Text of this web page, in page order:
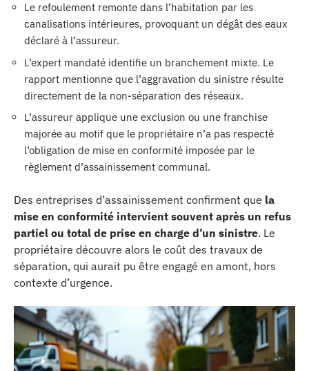
Le refoulement remonte dans l’habitation par les
canalisations intérieures, provoquant un dégât des eaux
déclaré à l’assureur.
L’expert mandaté identifie un branchement mixte. Le
rapport mentionne que l’aggravation du sinistre résulte
directement de la non-séparation des réseaux.
L’assureur applique une exclusion ou une franchise
majorée au motif que le propriétaire n’a pas respecté
l’obligation de mise en conformité imposée par le
règlement d’assainissement communal.
Des entreprises d’assainissement confirment que la
mise en conformité intervient souvent après un refus
partiel ou total de prise en charge d’un sinistre. Le
propriétaire découvre alors le coût des travaux de
séparation, qui aurait pu être engagé en amont, hors
contexte d’urgence.